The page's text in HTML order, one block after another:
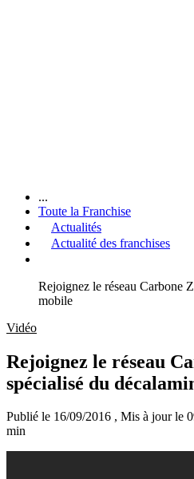
...
Toute la Franchise
Actualités
Actualité des franchises
Rejoignez le réseau Carbone
mobile
Vidéo
Rejoignez le réseau
spécialisé du
Publié le 16/09/2016 , Mis à jour le
min